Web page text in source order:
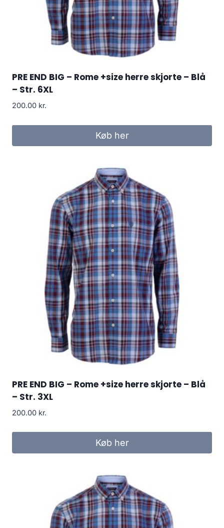
PRE END BIG – Rome +size herre skjorte – Blå
– Str. 6XL
200.00 kr.
Køb her
PRE END BIG – Rome +size herre skjorte – Blå
– Str. 3XL
200.00 kr.
Køb her